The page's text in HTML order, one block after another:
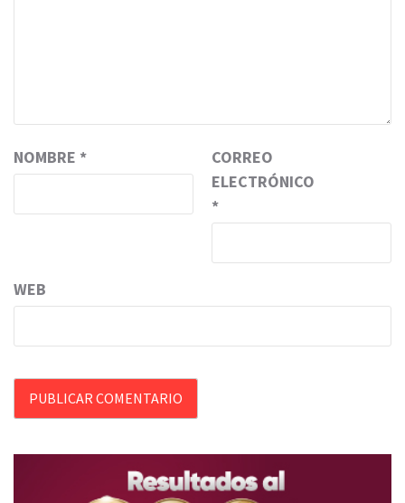
NOMBRE *
CORREO
ELECTRÓNICO
*
WEB